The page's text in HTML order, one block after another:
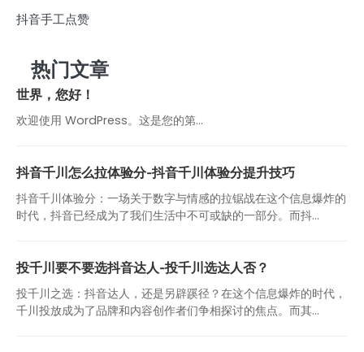
抖音手工点赞
热门文章
世界，您好！
欢迎使用 WordPress。这是您的第…
抖音千川怎么拉体验分-抖音千川体验分提升技巧
抖音千川体验分：一场关于数字与情感的拉锯战在这个信息爆炸的
时代，抖音已经成为了我们生活中不可或缺的一部分。而抖...
投千川要不要选抖音达人-投千川选达人否？
投千川之选：抖音达人，还是另辟蹊径？在这个信息爆炸的时代，
千川投放成为了品牌和内容创作者们争相探讨的焦点。而其...